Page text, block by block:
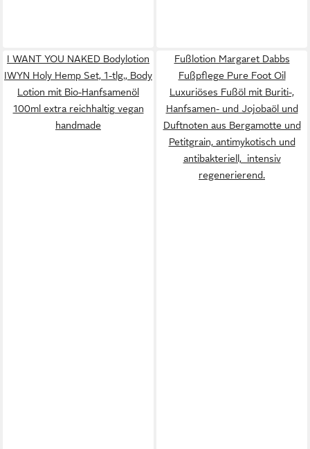
I WANT YOU NAKED Bodylotion
IWYN Holy Hemp Set, 1-tlg., Body
Lotion mit Bio-Hanfsamenöl
100ml extra reichhaltig vegan
handmade
Fußlotion Margaret Dabbs
Fußpflege Pure Foot Oil
Luxuriöses Fußöl mit Buriti-,
Hanfsamen- und Jojobaöl und
Duftnoten aus Bergamotte und
Petitgrain, antimykotisch und
antibakteriell, intensiv
regenerierend.